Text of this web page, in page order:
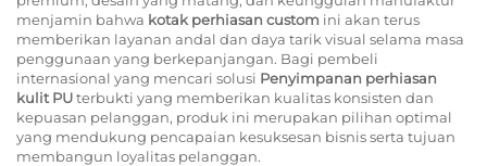
menjamin bahwa kotak perhiasan custom ini akan terus
memberikan layanan andal dan daya tarik visual selama masa
penggunaan yang berkepanjangan. Bagi pembeli
internasional yang mencari solusi Penyimpanan perhiasan
kulit PUterbukti yang memberikan kualitas konsisten dan
kepuasan pelanggan, produk ini merupakan pilihan optimal
yang mendukung pencapaian kesuksesan bisnis serta tujuan
membangun loyalitas pelanggan.